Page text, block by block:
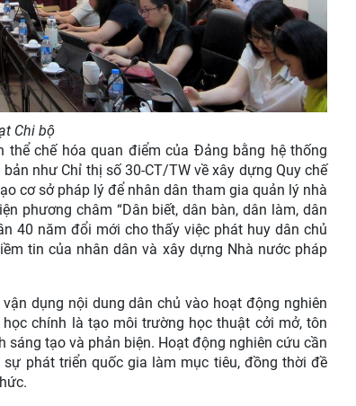
Chi bộ
chế hóa quan điểm của Đảng bằng hệ thống
như Chỉ thị số 30-CT/TW về xây dựng Quy chế
cơ sở pháp lý để nhân dân tham gia quản lý nhà
phương châm “Dân biết, dân bàn, dân làm, dân
40 năm đổi mới cho thấy việc phát huy dân chủ
tin của nhân dân và xây dựng Nhà nước pháp
dụng nội dung dân chủ vào hoạt động nghiên
chính là tạo môi trường học thuật cởi mở, tôn
tạo và phản biện. Hoạt động nghiên cứu cần
phát triển quốc gia làm mục tiêu, đồng thời đề